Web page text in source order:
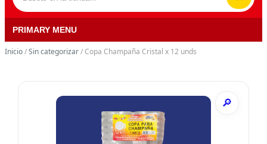
PRIMARY MENU
Inicio/Sin categorizar/ Copa Champaña Cristal x 12 unds